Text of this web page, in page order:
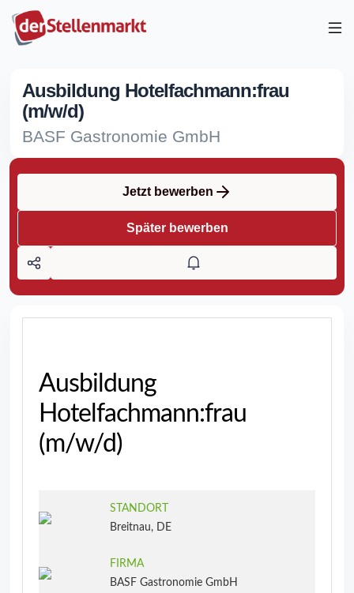
Ausbildung Hotelfachmann:frau
(m/w/d)
BASF Gastronomie GmbH
Jetzt bewerben
Später bewerben
Ausbildung
Hotelfachmann:frau
(m/w/d)
STANDORT
Breitnau, DE
FIRMA
BASF Gastronomie GmbH